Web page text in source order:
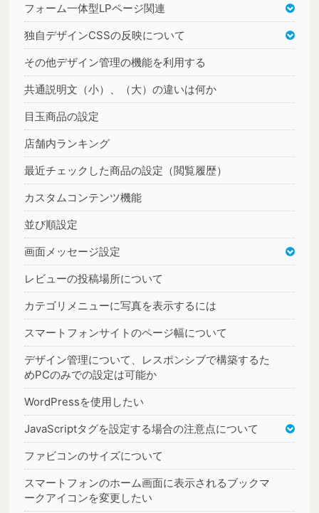
フォーム一体型LPページ関連
独自デザインCSSの反映について
その他デザイン管理の機能を利用する
共通説明文（小）、（大）の違いは何か
目玉商品の設定
店舗内ランキング
最近チェックした商品の設定（閲覧履歴）
カスタムコンテンツ機能
並び順設定
画面メッセージ設定
レビューの投稿場所について
カテゴリメニューに写真を表示するには
スマートフォンサイトのページ幅について
デザイン管理について、レスポンシブで構築するた
めPCのみでの設定は可能か
WordPressを使用したい
JavaScriptタグを設定する場合の注意点について
ファビコンのサイズについて
スマートフォンのホーム画面に表示されるブックマ
ークアイコンを変更したい